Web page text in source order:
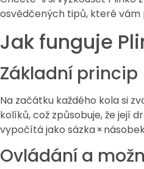
osvědčených tipů, které
Jak funguje
Základní princip
Na začátku každého kola si
kolíků, což způsobuje, že její
vypočítá jako sázka ×
Ovládání a